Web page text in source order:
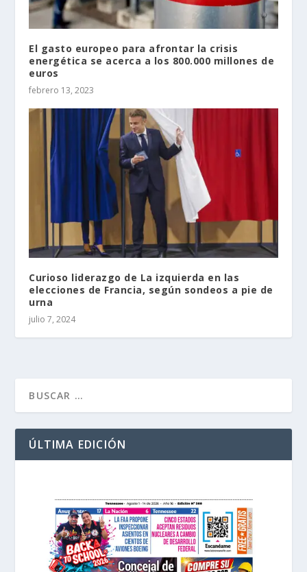
El gasto europeo para afrontar la crisis
energética se acerca a los 800.000 millones de
euros
febrero 13, 2023
Curioso liderazgo de La izquierda en las
elecciones de Francia, según sondeos a pie de
urna
julio 7, 2024
ÚLTIMA EDICIÓN